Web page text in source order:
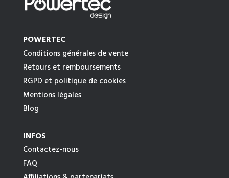
POWERTEC
Conditions générales de vente
Retours et remboursements
RGPD et politique de cookies
Mentions légales
Blog
INFOS
Contactez-nous
FAQ